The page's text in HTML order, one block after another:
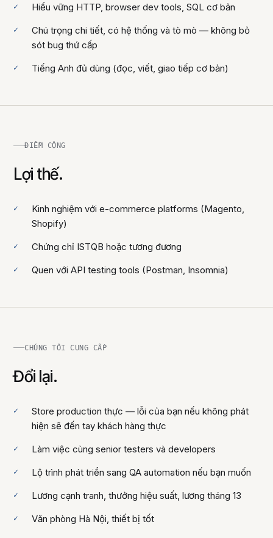
Hiểu vững HTTP, browser dev tools, SQL cơ bản
Chú trọng chi tiết, có hệ thống và tò mò — không bỏ
sót bug thứ cấp
Tiếng Anh đủ dùng (đọc, viết, giao tiếp cơ bản)
ĐIỂM CỘNG
Lợi thế.
Kinh nghiệm với e-commerce platforms (Magento,
Shopify)
Chứng chỉ ISTQB hoặc tương đương
Quen với API testing tools (Postman, Insomnia)
CHÚNG TÔI CUNG CẤP
Đổi lại.
Store production thực — lỗi của bạn nếu không phát
hiện sẽ đến tay khách hàng thực
Làm việc cùng senior testers và developers
Lộ trình phát triển sang QA automation nếu bạn muốn
Lương cạnh tranh, thưởng hiệu suất, lương tháng 13
Văn phòng Hà Nội, thiết bị tốt